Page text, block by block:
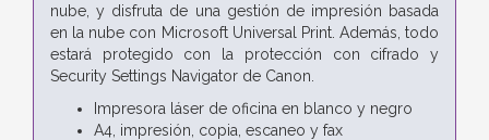
nube, y disfruta de una gestión de impresión basada
en la nube con Microsoft Universal Print. Además, todo
estará protegido con la protección con cifrado y
Security Settings Navigator de Canon.
mpresora láser de oficina en blanco y negro
A4, impresión, copia, escaneo y fax